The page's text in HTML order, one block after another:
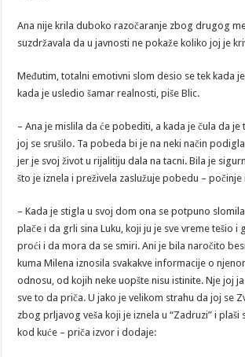
Ana nije krila duboko razočaranje zbog drugog
suzdržavala da u javnosti ne pokaže koliko joj je
Međutim, totalni emotivni slom desio se tek kada
kada je usledio šamar realnosti, piše Blic.
– Ana je mislila da će pobediti, a kada je čula da je
joj se srušilo. Ta pobeda bi je na neki način
jer je svoj život u rijalitiju dala na tacni. Bila je
što je iznela i preživela zaslužuje pobedu – počinje
– Kada je stigla u svoj dom ona se potpuno
plače i da grli sina Luku, koji ju je sve vreme tešio i
proći i da mora da se smiri. Ani je bila naročito
kuma Milena iznosila svakakve informacije o
odnosu, od kojih neke uopšte nisu istinite. Nje joj
sve to da priča. U jako je velikom strahu da joj se
zbog prljavog veša koji je iznela u “Zadruzi” i plaši
kod kuće – priča izvor i dodaje: